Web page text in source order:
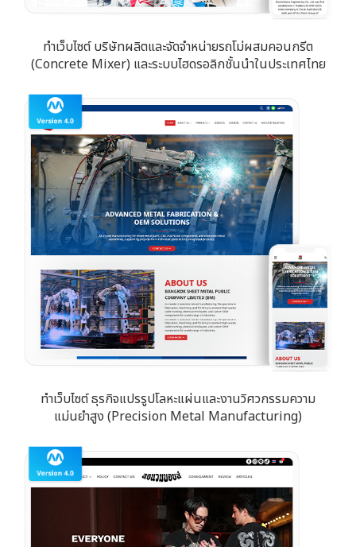
ทำเว็บไซต์ บริษัทผลิตและจัดจำหน่ายรถโม่ผสมคอนกรีต
(Concrete Mixer) และระบบไฮดรอลิกชั้นนำในประเทศไทย
ทำเว็บไซต์ ธุรกิจแปรรูปโลหะแผ่นและงานวิศวกรรมความ
แม่นยำสูง (Precision Metal Manufacturing)